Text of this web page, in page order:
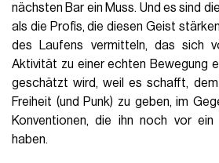
nächsten Bar ein Muss. Und es sind
als die Profis, die diesen Geist
des Laufens vermitteln, das sich
Aktivität zu einer echten Bewegung
geschätzt wird, weil es schafft,
Freiheit (und Punk) zu geben, im
Konventionen, die ihn noch vor
haben.